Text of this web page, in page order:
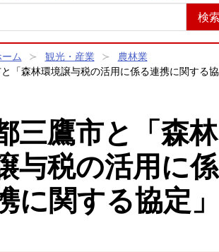
ーム 観光・産業
農林業
「森林環境譲与税の活用に係る連携に関する協
三鷹市と「森林
与税の活用に係
に関する協定」